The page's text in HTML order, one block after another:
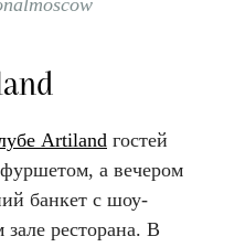
Artiland гостей
а вечером
банкет с шоу-
ресторана. В